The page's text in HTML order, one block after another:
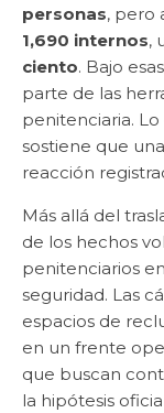
personas, pero
1,690 internos,
ciento. Bajo
parte de las
penitenciaria.
sostiene que
reacción
Más allá del
de los hechos
penitenciarios
seguridad. Las
espacios de
en un frente
que buscan
la hipótesis